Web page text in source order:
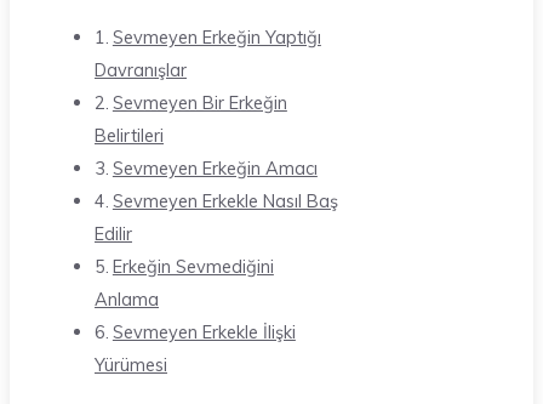
Sevmeyen Erkeğin Yaptığı
Davranışlar
Sevmeyen Bir Erkeğin
Belirtileri
Sevmeyen Erkeğin Amacı
Sevmeyen Erkekle Nasıl Baş
Edilir
Erkeğin Sevmediğini
Anlama
Sevmeyen Erkekle İlişki
Yürümesi